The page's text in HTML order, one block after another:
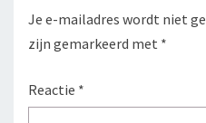
Je e-mailadres wordt niet
zijn gemarkeerd met *
Reactie *